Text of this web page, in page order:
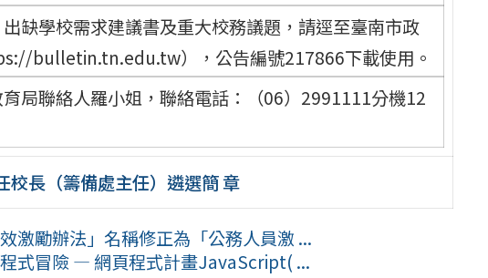
缺學校需求建議書及重大校務議題，請逕至臺南市政
bulletin.tn.edu.tw），公告編號217866下載使用。
局聯絡人羅小姐，聯絡電話：（06）2991111分機12
長（籌備處主任）遴選簡 章
激勵辦法」名稱修正為「公務人員激 ...
式冒險 — 網頁程式計畫JavaScript( ...